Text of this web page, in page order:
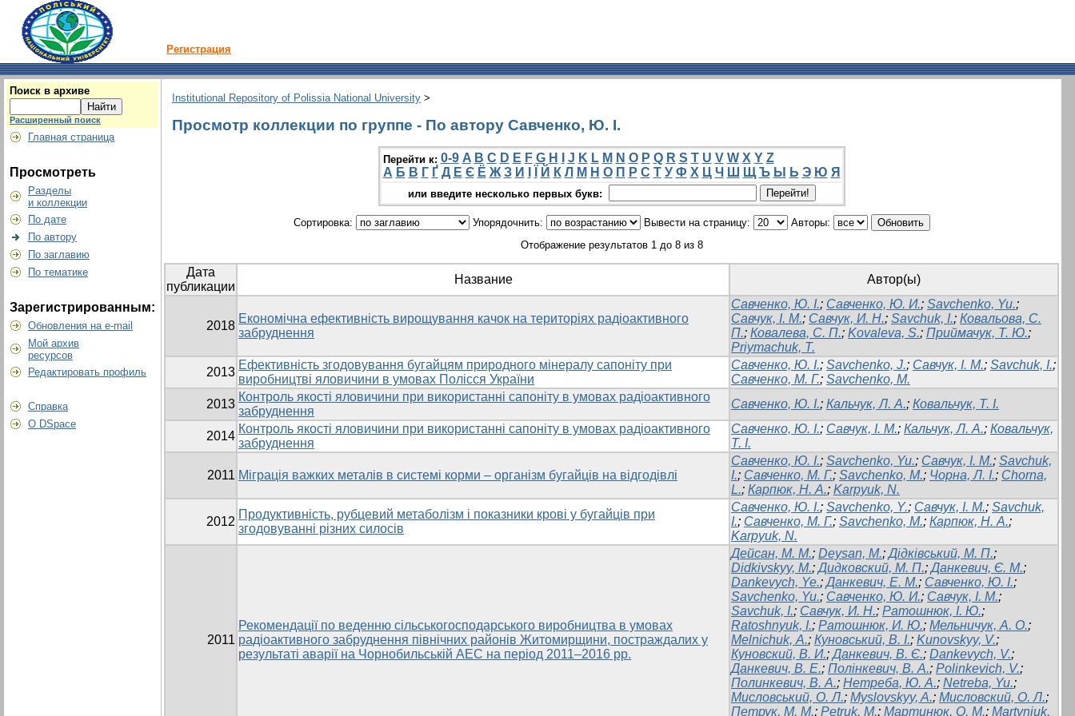
Регистрация
Поиск в архиве
Расширенный поиск
Главная страница
Просмотреть
Разделы
и коллекции
По дате
По автору
По заглавию
По тематике
Зарегистрированным:
Обновления на e-mail
Мой архив
ресурсов
Редактировать профиль
Справка
О DSpace
Institutional Repository of Polissia National University >
Просмотр коллекции по группе - По автору Савченко, Ю. І.
Перейти к: 0-9 A B C D E F G H J K L M N O P Q R S T U V W X Y Z
А Б В Г Ґ Д Е Є Ё Ж З И Й К Л М Н О П Р С Т У Ф Х Ц Ч Ш Щ Ъ Ы Ь Э Ю Я
или введите несколько первых букв:
Сортировка: Упорядочнить: Вывести на страницу:
Авторы:
Отображение результатов 1 до 8 из 8
Дата
публикации
Название Автор(ы)
2018
Економічна ефективність вирощування качок на територіях радіоактивного
забруднення
Савченко, Ю. І.; Савченко, Ю. И.; Savchenko, Yu.;
Савчук, І. М.; Савчук, И. Н.; Savchuk, I.; Ковальова, С.
П.; Ковалева, С. П.; Kovaleva, S.; Приймачук, Т. Ю.;
Priymachuk, T.
2013
Ефективність згодовування бугайцям природного мінералу сапоніту при
виробництві яловичини в умовах Полісся України
Савченко, Ю. І.; Savchenko, J.; Савчук, І. М.; Savchuk, I.;
Савченко, М. Г.; Savchenko, M.
2013
Контроль якості яловичини при використанні сапоніту в умовах радіоактивного
забруднення
Савченко, Ю. І.; Кальчук, Л. А.; Ковальчук, Т. І.
2014
Контроль якості яловичини при використанні сапоніту в умовах радіоактивного
забруднення
Савченко, Ю. І.; Савчук, І. М.; Кальчук, Л. А.; Ковальчук,
Т. І.
2011 Міграція важких металів в системі корми – організм бугайців на відгодівлі
Савченко, Ю. І.; Savchenko, Yu.; Савчук, І. М.; Savchuk,
I.; Савченко, М. Г.; Savchenko, M.; Чорна, Л. І.; Chorna,
L.; Карпюк, Н. А.; Karpyuk, N.
2012
Продуктивність, рубцевий метаболізм і показники крові у бугайців при
згодовуванні різних силосів
Савченко, Ю. І.; Savchenko, Y.; Савчук, І. М.; Savchuk,
I.; Савченко, М. Г.; Savchenko, M.; Карпюк, Н. А.;
Karpyuk, N.
2011
Рекомендації по веденню сільськогосподарського виробництва в умовах
радіоактивного забруднення північних районів Житомирщини, постраждалих у
результаті аварії на Чорнобильській АЕС на період 2011–2016 рр.
Дейсан, М. М.; Deysan, M.;Дідківський, М. П.;
Didkivskyy, M.;Дидковский, М. П.;Данкевич, Є. М.;
Dankevych, Ye.;Данкевич, Е. М.; Савченко, Ю. І.;
Savchenko, Yu.; Савченко, Ю. И.; Савчук, І. М.;
Savchuk, I.; Савчук, И. Н.; Ратошнюк, І. Ю.;
Ratoshnyuk, I.; Ратошнюк, И. Ю.; Мельничук, А. О.;
Melnichuk, А.; Куновський, В. І.; Kunovskyy, V.;
Куновский, В. И.;Данкевич, В. Є.; Dankevych, V.;
Данкевич, В. Е.; Полінкевич, В. А.; Polinkevich, V.;
Полинкевич, В. А.; Нетреба, Ю. А.; Netreba, Yu.;
Мисловський, О. Л.; Myslovskyy, A.; Мисловский, О. Л.;
Петрук, М. М.; Petruk, M.; Мартинюк, О. М.; Martyniuk,